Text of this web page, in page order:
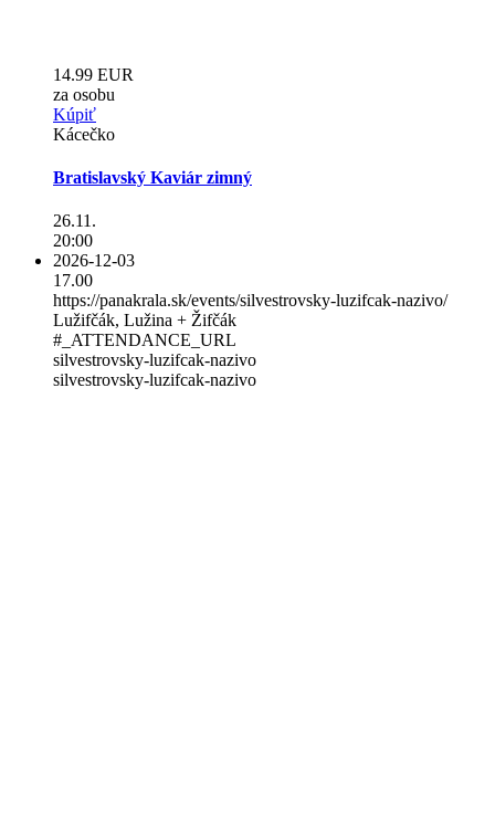
14.99 EUR
za osobu
Kúpiť
Kácečko
Bratislavský Kaviár zimný
26.11.
20:00
2026-12-03
17.00
https://panakrala.sk/events/silvestrovsky-luzifcak-nazivo/
Lužifčák, Lužina + Žifčák
#_ATTENDANCE_URL
silvestrovsky-luzifcak-nazivo
silvestrovsky-luzifcak-nazivo